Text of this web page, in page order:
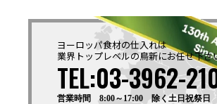
ヨーロッパ食材の仕入れは
業界トップレベルの鳥新にお任せ下さ
TEL:03-3962-
営業時間 8:00～17:00 除く土日祝祭日